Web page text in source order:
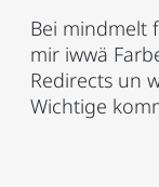
Bei mindmelt
mir iwwä
Redirects un
Wichtige